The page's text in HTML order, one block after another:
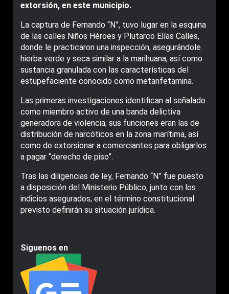
extorsión, en este municipio.
La captura de Fernando “N”, tuvo lugar en la esquina
de las calles Niños Héroes y Plutarco Elías Calles,
donde le practicaron una inspección, asegurándole
hierba verde y seca similar a la marihuana, así como
sustancia granulada con las características del
estupefaciente conocido como metanfetamina.
Las primeras investigaciones identifican al señalado
como miembro activo de una banda delictiva
generadora de violencia; sus funciones eran las de
distribución de narcóticos en la zona marítima, así
como de extorsionar a comerciantes para obligarlos
a pagar “derecho de piso”.
Tras las diligencias de ley, Fernando “N” fue puesto
a disposición del Ministerio Público, junto con los
indicios asegurados; en el término constitucional
previsto definirán su situación jurídica.
Siguenos en